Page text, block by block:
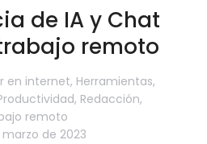
de IA y Chat
remoto
en internet, Herramientas,
, Redacción,
remoto
marzo de 2023